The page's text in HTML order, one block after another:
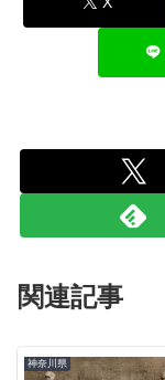
関連記事
神奈川県